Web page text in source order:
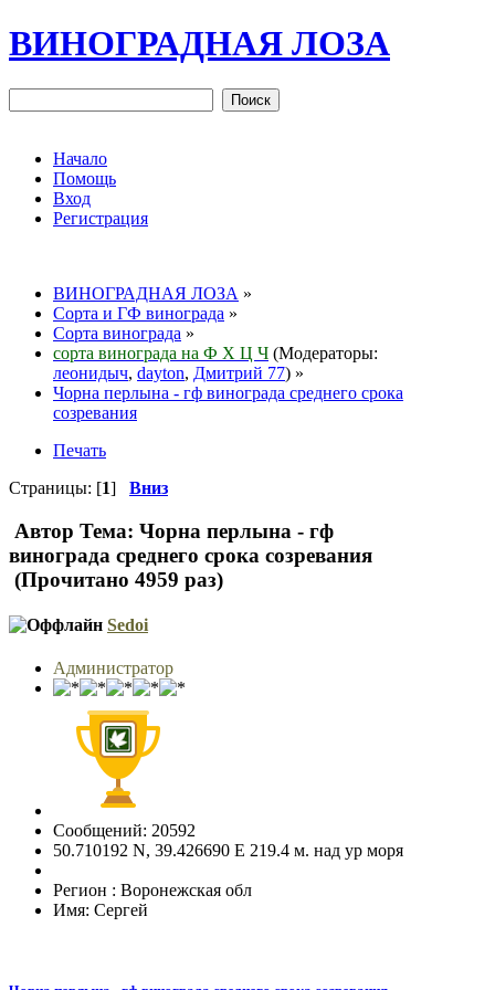
ВИНОГРАДНАЯ ЛОЗА
Начало
Помощь
Вход
Регистрация
ВИНОГРАДНАЯ ЛОЗА »
Сорта и ГФ винограда »
Сорта винограда »
сорта винограда на Ф Х Ц Ч (Модераторы:
леонидыч, dayton, Дмитрий 77) »
Чорна перлына - гф винограда среднего срока
созревания
Печать
Страницы: [1] Вниз
Автор Тема: Чорна перлына - гф
винограда среднего срока созревания
(Прочитано 4959 раз)
Sedoi
Администратор
Сообщений: 20592
50.710192 N, 39.426690 E 219.4 м. над ур моря
Регион : Воронежская обл
Имя: Сергей